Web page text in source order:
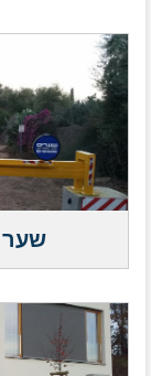
שער